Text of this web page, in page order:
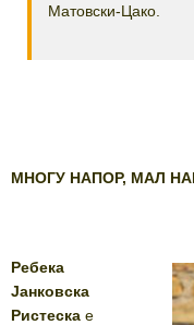
Матовски-Цако.
МНОГУ НАПОР, МАЛ
Ребека
Јанковска
Ристеска е